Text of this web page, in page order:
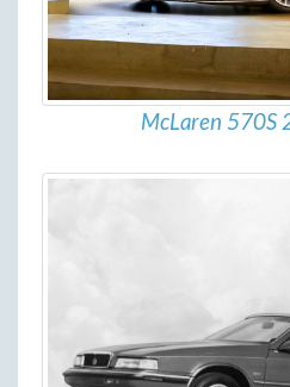
McLaren 570S